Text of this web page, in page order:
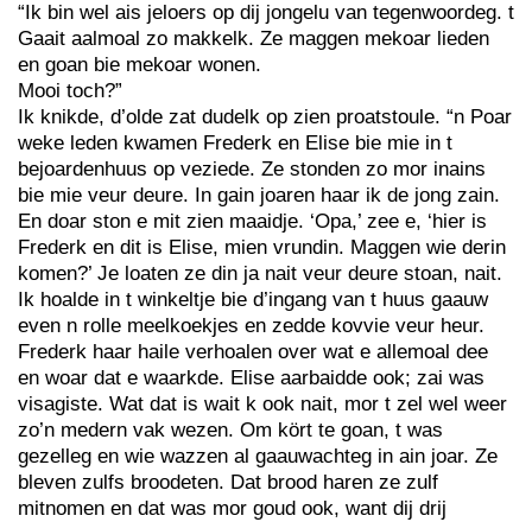
“Ik bin wel ais jeloers op dij jongelu van tegenwoordeg. t
Gaait aalmoal zo makkelk. Ze maggen mekoar lieden
en goan bie mekoar wonen.
Mooi toch?”
Ik knikde, d’olde zat dudelk op zien proatstoule. “n Poar
weke leden kwamen Frederk en Elise bie mie in t
bejoardenhuus op veziede. Ze stonden zo mor inains
bie mie veur deure. In gain joaren haar ik de jong zain.
En doar ston e mit zien maaidje. ‘Opa,’ zee e, ‘hier is
Frederk en dit is Elise, mien vrundin. Maggen wie derin
komen?’ Je loaten ze din ja nait veur deure stoan, nait.
Ik hoalde in t winkeltje bie d’ingang van t huus gaauw
even n rolle meelkoekjes en zedde kovvie veur heur.
Frederk haar haile verhoalen over wat e allemoal dee
en woar dat e waarkde. Elise aarbaidde ook; zai was
visagiste. Wat dat is wait k ook nait, mor t zel wel weer
zo’n medern vak wezen. Om kört te goan, t was
gezelleg en wie wazzen al gaauwachteg in ain joar. Ze
bleven zulfs broodeten. Dat brood haren ze zulf
mitnomen en dat was mor goud ook, want dij drij